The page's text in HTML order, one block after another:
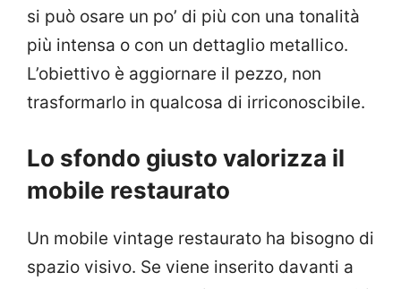
si può osare un po’ di più con una tonalità
più intensa o con un dettaglio metallico.
L’obiettivo è aggiornare il pezzo, non
trasformarlo in qualcosa di irriconoscibile.
Lo sfondo giusto valorizza il
mobile restaurato
Un mobile vintage restaurato ha bisogno di
spazio visivo. Se viene inserito davanti a